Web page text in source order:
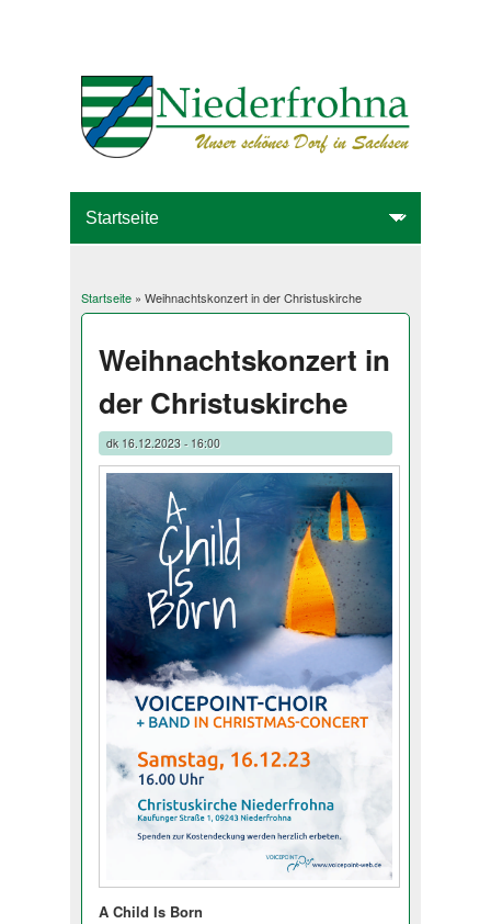
Sie sind hier
Startseite» Weihnachtskonzert in der Christuskirche
Weihnachtskonzert in
der Christuskirche
dk16.12.2023 - 16:00
A Child Is Born